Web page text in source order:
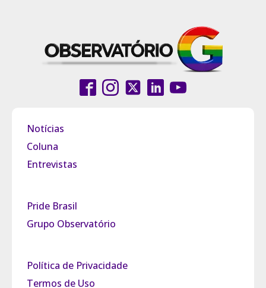
Notícias
Coluna
Entrevistas
Pride Brasil
Grupo Observatório
Política de Privacidade
Termos de Uso